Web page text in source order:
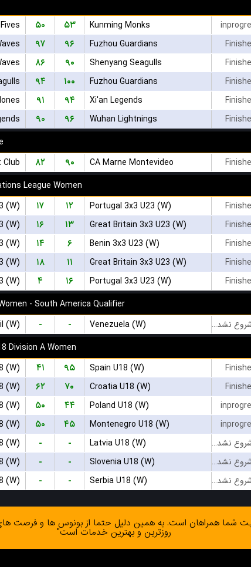
۵۰ ۵۳ Kunming Monks
۹۷ ۹۶ Fuzhou Guardians
۸۶ ۹۰ Shenyang Seagulls
۹۴ ۱۰۰ Fuzhou Guardians
۹۱ ۹۴ Xi'an Legends
۹۰ ۹۶ Wuhan Lightnings
۸۲ ۹۰ CA Marne Montevideo
League Women
(W)
۱۷ ۱۲ Portugal 3x3 U23 (W)
(W)
۱۶ ۱۳ Great Britain 3x3 U23 (W)
(W)
۱۴ ۶ Benin 3x3 U23 (W)
(W)
۱۸ ۱۱ Great Britain 3x3 U23 (W)
(W)
۴ ۱۶ Portugal 3x3 U23 (W)
- South America Qualifier
(W)
- - Venezuela (W) بازی شروع نشده است
Division A Women
(W)
۴۱ ۹۵ Spain U18 (W)
(W)
۶۲ ۷۰ Croatia U18 (W)
(W)
۵۰ ۴۴ Poland U18 (W)
(W)
۵۰ ۴۵ Montenegro U18 (W)
(W)
- - Latvia U18 (W) بازی شروع نشده است
(W)
- - Slovenia U18 (W) بازی شروع نشده است
(W)
- - Serbia U18 (W) بازی شروع نشده است
همراهان است. به همین دلیل حتما از بونوس ها و فرصت های
روزترین و بهترین خدمات است"